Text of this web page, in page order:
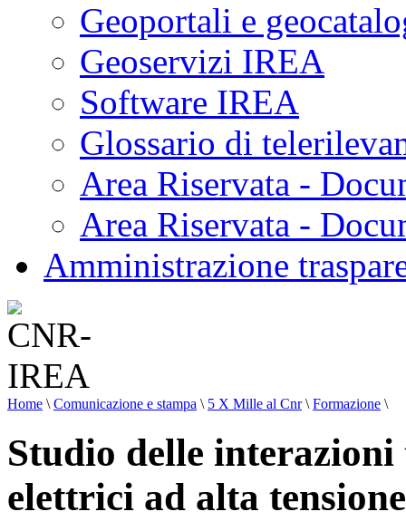
Geoportali e
Geoservizi IREA
Software IREA
Glossario di
Area Riservata -
Area Riservata -
Amministrazione
Home \ Comunicazione e stampa \ 5 X Mille al Cnr \ Formazione \
Studio delle
elettrici ad alta tensione